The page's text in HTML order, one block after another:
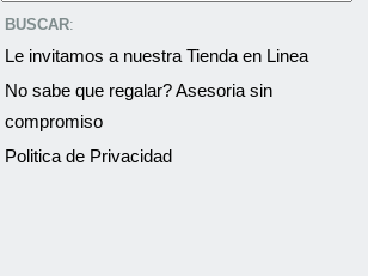
BUSCAR:
Le invitamos a nuestra Tienda en Linea
No sabe que regalar? Asesoria sin
compromiso
Politica de Privacidad